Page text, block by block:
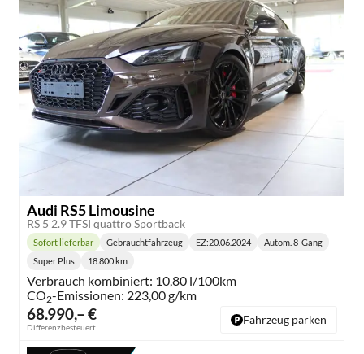
Audi RS5 Limousine
RS 5 2.9 TFSI quattro Sportback
68.990,– €
Differenzbesteuert
Lieferzeit:
Sofort lieferbar Gebrauchtfahrzeug EZ:20.06.2024
Getriebe:
Autom. 8-Gang
Kraftstoff:
Super Plus
Kilometerstand:
18.800 km
Verbrauch kombiniert: 10,80 l/100km
CO2-Emissionen: 223,00 g/km
Fahrzeug parken